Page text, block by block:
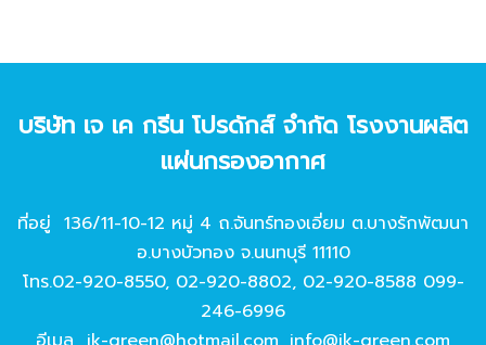
บริษัท เจ เค กรีน โปรดักส์ จํากัด โรงงานผลิต
แผ่นกรองอากาศ
ที่อยู่ 136/11-10-12 หมู่ 4 ถ.จันทร์ทองเอี่ยม ต.บางรักพัฒนา
อ.บางบัวทอง จ.นนทบุรี 11110
โทร.02-920-8550, 02-920-8802, 02-920-8588 099-
246-6996